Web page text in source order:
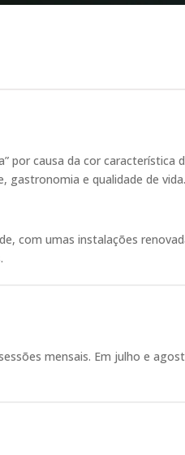
por causa da cor
gastronomia e qualidade de
com umas instalações
mensais. Em julho e